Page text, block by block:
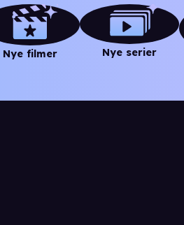
Nye filmer Nye serier